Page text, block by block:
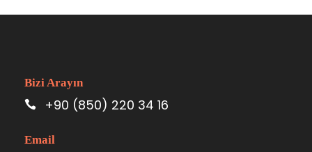
Bizi Arayın
+90 (850) 220 34 16
Email